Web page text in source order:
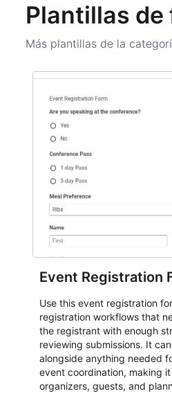
Plantillas
Más plantillas de la
Event Registration
Use this event registration
registration workflows that
the registrant with enough
reviewing submissions. It
alongside anything needed
event coordination, making
organizers, guests, and